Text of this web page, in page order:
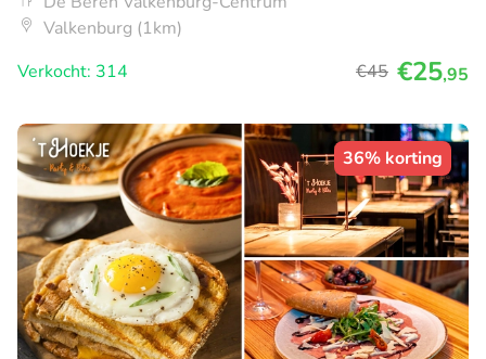
Valkenburg (1km)
Verkocht: 314
€45 €25,95
36% korting